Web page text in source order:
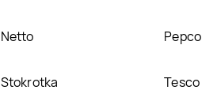
Netto Pepco
Stokrotka Tesco